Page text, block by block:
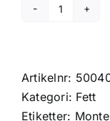
Liquid
mängd
Artikelnr:
Kategori: Fett
Etiketter: